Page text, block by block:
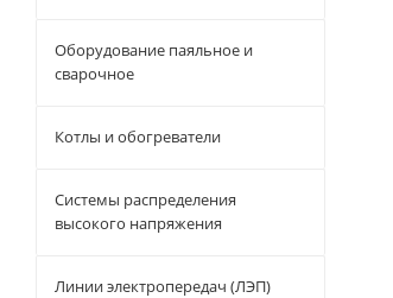
Оборудование паяльное и
сварочное
Котлы и обогреватели
Системы распределения
высокого напряжения
Линии электропередач (ЛЭП)